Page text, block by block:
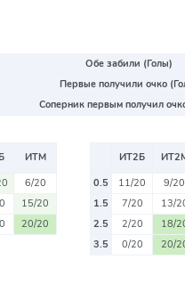
Обе забили (Голы)
Первые получили очко
Соперник первым получил
ИТМ
6/20
15/20
20/20
ИТ2Б
0.5
11/20
9/20
1.5
7/20
13/
2.5
2/20
18/
3.5
0/20 20/